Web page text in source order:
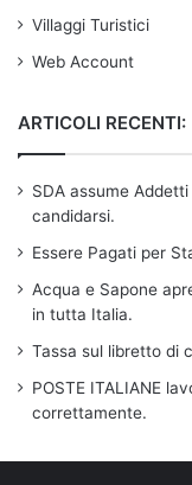
Villaggi Turistici
Web Account
ARTICOLI RECENTI:
SDA assume
candidarsi.
Essere Pagati per
Acqua e Sapone
in tutta Italia.
Tassa sul libretto di
POSTE ITALIANE
correttamente.